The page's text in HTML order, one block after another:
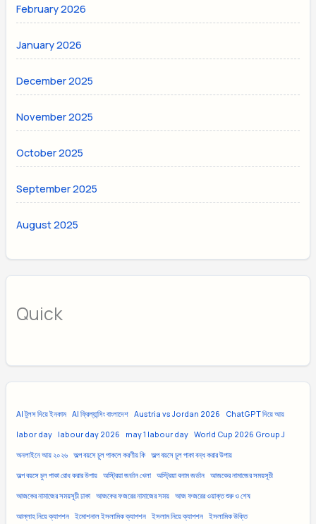
February 2026
January 2026
December 2025
November 2025
October 2025
September 2025
August 2025
Quick
AI টুলস দিয়ে ইনকাম AI ফ্রিল্যান্সিং বাংলাদেশ Austria vs Jordan 2026 ChatGPT দিয়ে আয়
labor day labour day 2026 may 1 labour day World Cup 2026 Group J
অনলাইনে আয় ২০২৬ অল্প বয়সে চুল পাকলে করণীয় কি অল্প বয়সে চুল পাকা বন্ধ করার উপায়
অল্প বয়সে চুল পাকা রোধ করার উপায় অস্ট্রিয়া জর্ডান খেলা অস্ট্রিয়া বনাম জর্ডান আজকের নামাজের সময়সূচী
আজকের নামাজের সময়সূচী ঢাকা আজকের ফজরের নামাজের সময় আজ ফজরের ওয়াক্ত শুরু ও শেষ
আল্লাহ নিয়ে ক্যাপশন ইমোশনাল ইসলামিক ক্যাপশন ইসলাম নিয়ে ক্যাপশন ইসলামিক উক্তি